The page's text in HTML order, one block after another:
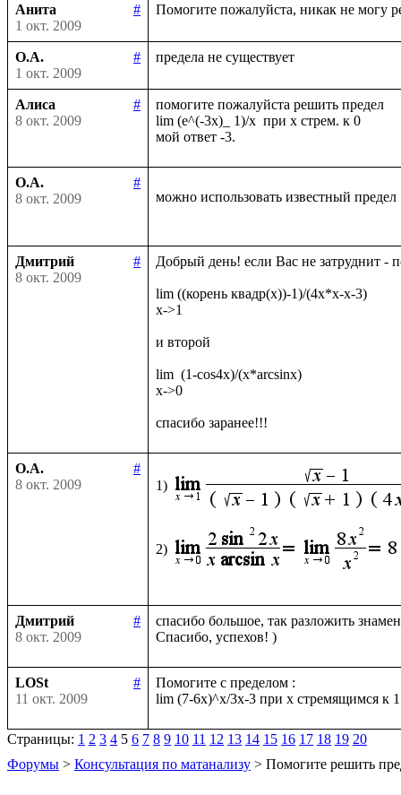
Анита
#
1 окт. 2009
О.А.
#
1 окт. 2009
Алиса
#
8 окт. 2009
помогите пожалуйста решить предел
lim (e^(-3x)_ 1)/x  при х стрем. к 0
О.А.
#
8 окт. 2009
можно использовать известный предел
Дмитрий
#
8 окт. 2009
Добрый день! если Вас не затруднит -
lim ((корень квадр(x))-1)/(4x*x-x-3)
x->1
и второй
lim  (1-cos4x)/(x*arcsinx)
x->0
О.А.
#
8 окт. 2009
1)
2)
Дмитрий
#
8 окт. 2009
спасибо большое, так разложить
LOSt
#
11 окт. 2009
Помогите с пределом :
Страницы: 1 2 3 4 5 6 7 8 9 10 11 12 13 14 15 16 17 18 19 20
Форумы > Консультация по матанализу > Помогите решить